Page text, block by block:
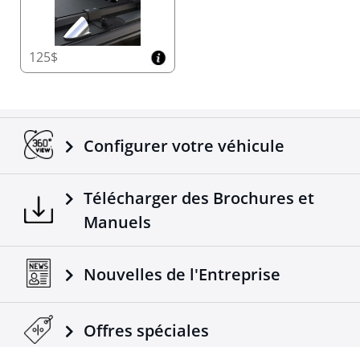
125$
Configurer votre véhicule
Télécharger des Brochures et
Manuels
Nouvelles de l'Entreprise
Offres spéciales